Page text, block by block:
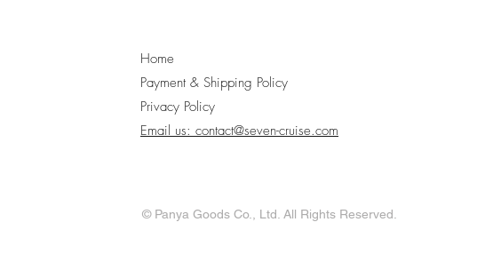
Home
Payment & Shipping Policy
Privacy Policy
Email us: contact@seven-cruise.com
© Panya Goods Co., Ltd. All Rights Reserved.